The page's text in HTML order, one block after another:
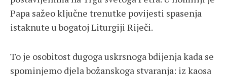
Papa sažeo ključne trenutke povijesti spasenja
istaknute u bogatoj Liturgiji Riječi.
To je osobitost dugoga uskrsnoga bdijenja kada se
spominjemo djela božanskoga stvaranja: iz kaosa